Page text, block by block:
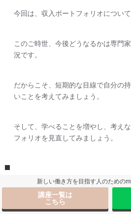
今回は、収入ポートフォリオについ
このご時世、今後どうなるかは専門
況です。
だからこそ、短期的な目線で自分の
いことを考えてみましょう。
そして、学べることを増やし、考え
フォリオを見直してみましょう。
YouTubeチャン
新しい働き方を目指す人のための
講座一覧は
こちら